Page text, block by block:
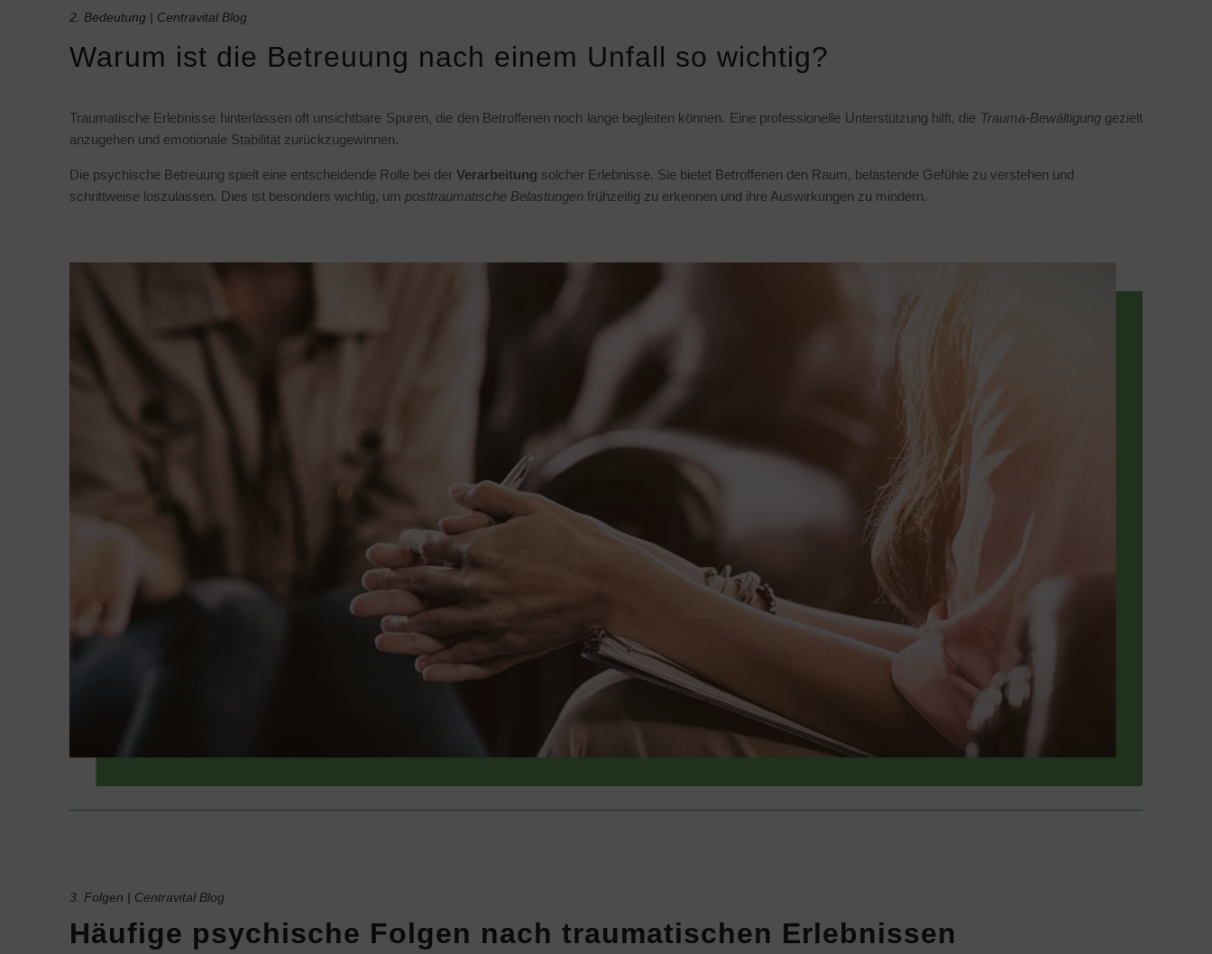
2. Bedeutung | Centravital Blog
Warum ist die Betreuung nach einem Unfall so wichtig?
Traumatische Erlebnisse hinterlassen oft unsichtbare Spuren, die den Betroffenen noch lange begleiten können. Eine professionelle Unterstützung hilft, die Trauma-Bewältigunggezielt
anzugehen und emotionale Stabilität zurückzugewinnen.
Die psychische Betreuung spielt eine entscheidende Rolle bei der Verarbeitung solcher Erlebnisse. Sie bietet Betroffenen den Raum, belastende Gefühle zu verstehen und
schrittweise loszulassen. Dies ist besonders wichtig, um posttraumatische Belastungen frühzeitig zu erkennen und ihre Auswirkungen zu mindern.
3. Folgen | Centravital Blog
Häufige psychische Folgen nach traumatischen Erlebnissen